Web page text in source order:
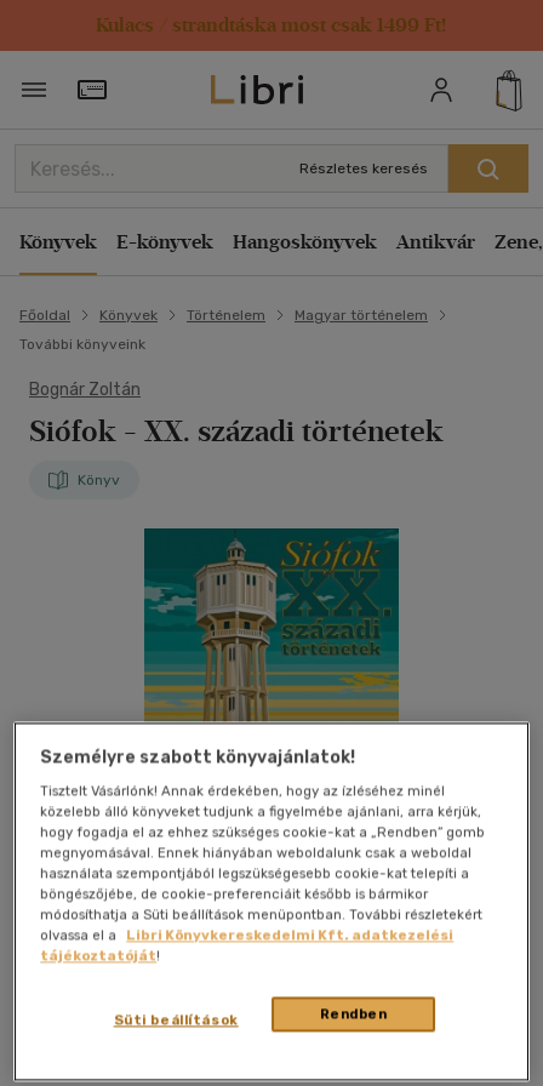
Kulacs / strandtáska most csak 1499 Ft!
Törzsvásárlói Kártya adatai
Részletes keresés
Könyvek E-könyvek Hangoskönyvek Antikvár
Főoldal Könyvek Történelem
Magyar történelem
További könyveink
Bognár Zoltán
Siófok - XX. századi történetek
Könyv
Kívánságlistához adom Megosztom
(3 vélemény)
magyar nyelvű|keménytábla
Személyre szabott könyvajánlatok!
Tisztelt Vásárlónk! Annak érdekében, hogy az ízléséhez minél
közelebb álló könyveket tudjunk a figyelmébe ajánlani, arra kérjük,
hogy fogadja el az ehhez szükséges cookie-kat a „Rendben” gomb
megnyomásával. Ennek hiányában weboldalunk csak a weboldal
használata szempontjából legszükségesebb cookie-kat telepíti a
böngészőjébe, de cookie-preferenciáit később is bármikor
módosíthatja a Süti beállítások menüpontban. További részletekért
olvassa el a
Libri Könyvkereskedelmi Kft. adatkezelési
tájékoztatóját!
Rendben
Süti beállítások